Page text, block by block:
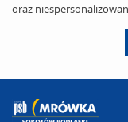
oraz